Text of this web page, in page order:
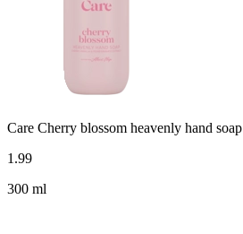
Care Cherry blossom heavenly hand soap
1 .99
300 ml